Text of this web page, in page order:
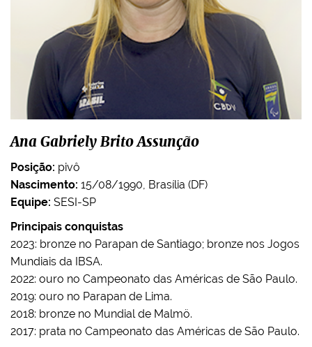
Ana Gabriely Brito Assunção
Posição: pivô
Nascimento: 15/08/1990, Brasília (DF)
Equipe: SESI-SP
Principais conquistas
2023: bronze no Parapan de Santiago; bronze nos Jogos
Mundiais da IBSA.
2022: ouro no Campeonato das Américas de São Paulo.
2019: ouro no Parapan de Lima.
2018: bronze no Mundial de Malmö.
2017: prata no Campeonato das Américas de São Paulo.